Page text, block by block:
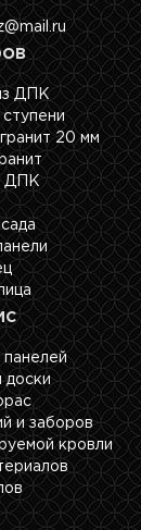
ДПК
20 мм
ДПК
доски
и заборов
кровли